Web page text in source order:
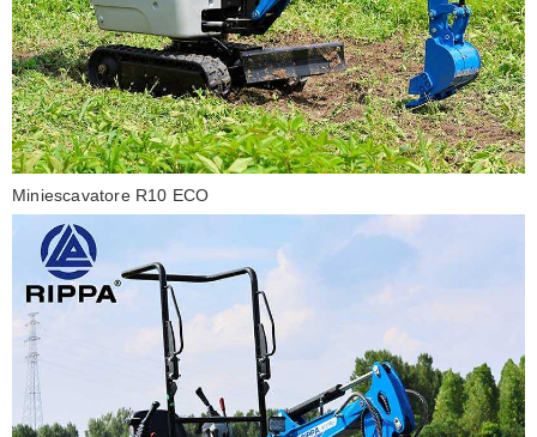
Miniescavatore R10 ECO